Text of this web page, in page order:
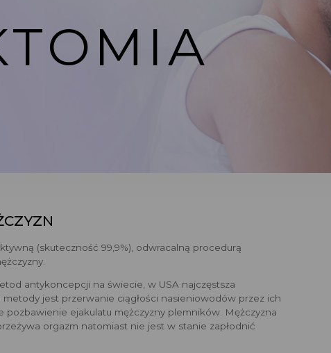
(skuteczność 99,9%), odwracalną procedurą
antykoncepcji na świecie, w USA najczęstsza
jest przerwanie ciągłości nasieniowodów przez ich
pozbawienie ejakulatu mężczyzny plemników. Mężczyzna
orgazm natomiast nie jest w stanie zapłodnić